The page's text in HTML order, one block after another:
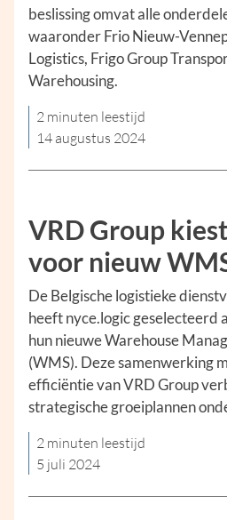
beslissing omvat alle
waaronder Frio Nieuw-
Logistics, Frigo Group
Warehousing.
2 minuten leestijd
14 augustus 2024
VRD Group
voor nieuw
De Belgische logistieke
heeft nyce.logic geselecteerd
hun nieuwe Warehouse
(WMS). Deze samenwerking
efficiëntie van VRD Group
strategische groeiplannen
2 minuten leestijd
5 juli 2024